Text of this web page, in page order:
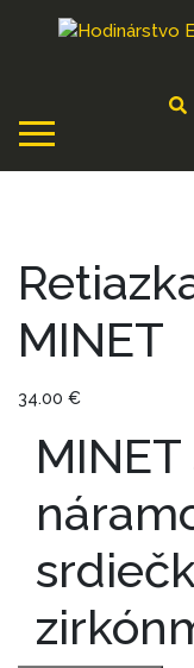
MINET
34.00 €